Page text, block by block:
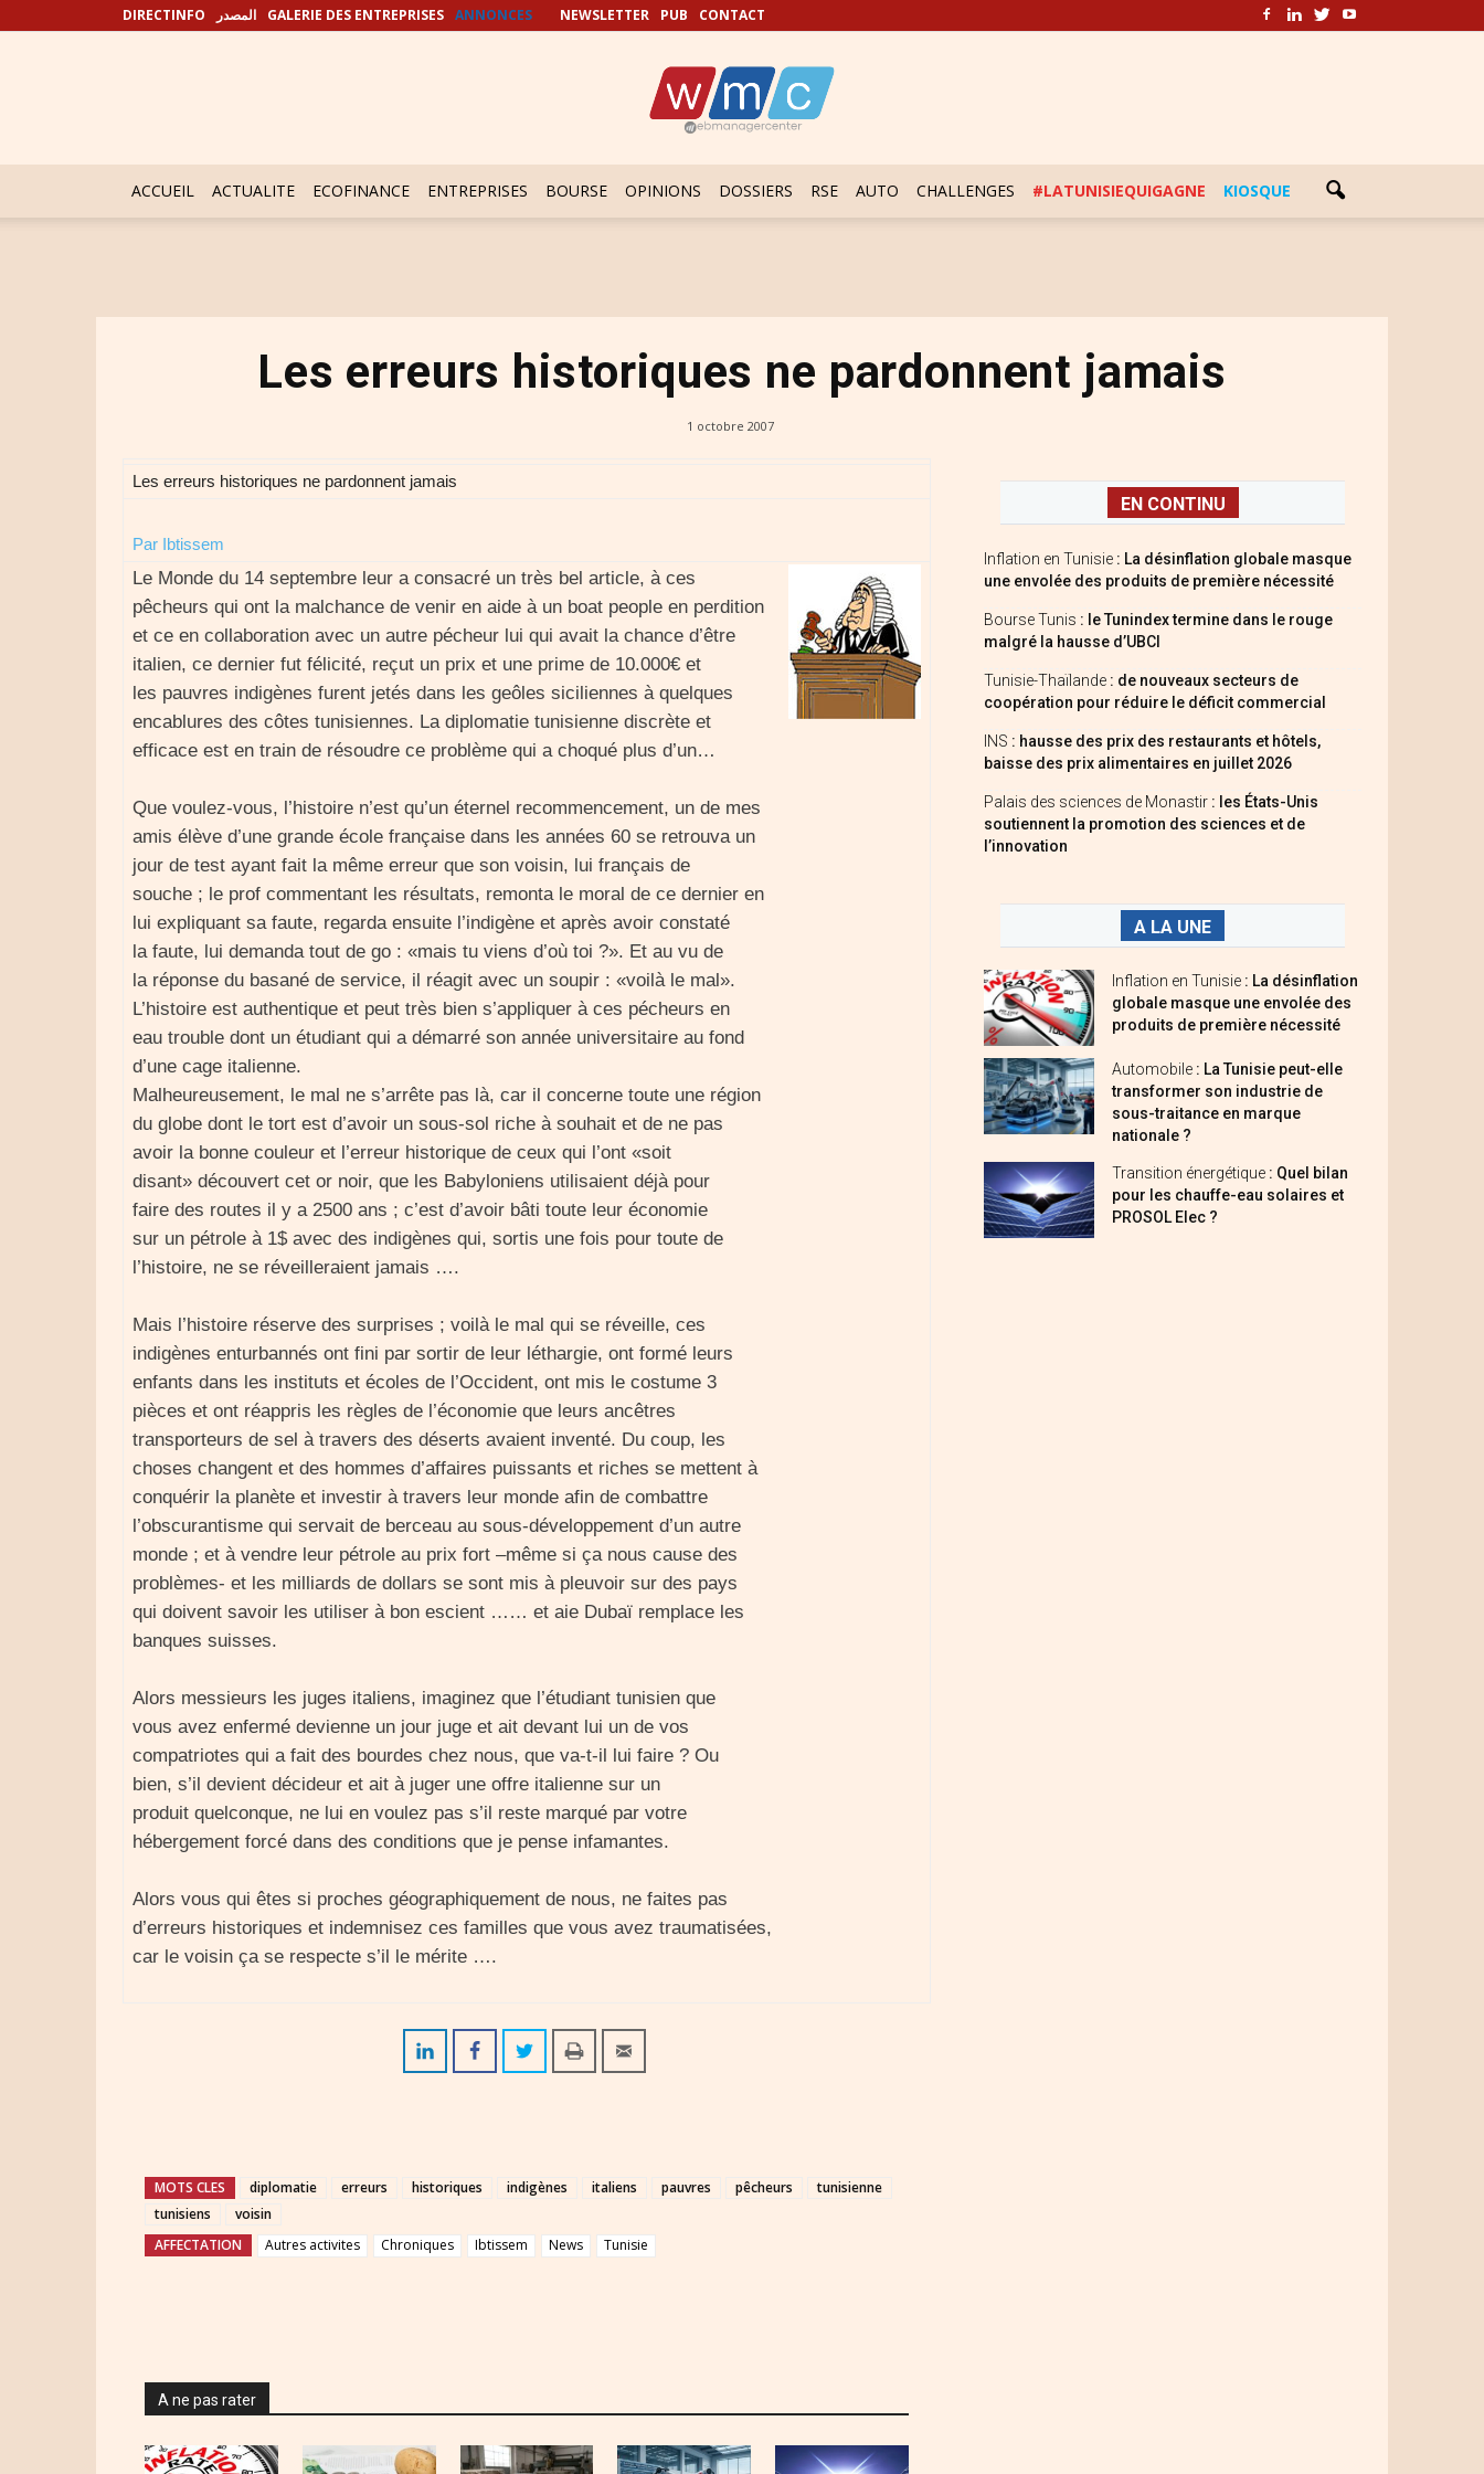
DIRECTINFO المصدر GALERIE DES ENTREPRISES ANNONCES NEWSLETTER PUB CONTACT
ACCUEIL ACTUALITE ECOFINANCE ENTREPRISES BOURSE OPINIONS DOSSIERS RSE AUTO CHALLENGES #LATUNISIEQUIGAGNE KIOSQUE
Les erreurs historiques ne pardonnent jamais
1 octobre 2007
Les erreurs historiques ne pardonnent jamais
Par Ibtissem
Le Monde du 14 septembre leur a consacré un très bel article, à ces
pêcheurs qui ont la malchance de venir en aide à un boat people en perdition
et ce en collaboration avec un autre pécheur lui qui avait la chance d’être
italien, ce dernier fut félicité, reçut un prix et une prime de 10.000€ et
les pauvres indigènes furent jetés dans les geôles siciliennes à quelques
encablures des côtes tunisiennes. La diplomatie tunisienne discrète et
efficace est en train de résoudre ce problème qui a choqué plus d’un…
Que voulez-vous, l’histoire n’est qu’un éternel recommencement, un de mes
amis élève d’une grande école française dans les années 60 se retrouva un
jour de test ayant fait la même erreur que son voisin, lui français de
souche ; le prof commentant les résultats, remonta le moral de ce dernier en
lui expliquant sa faute, regarda ensuite l’indigène et après avoir constaté
la faute, lui demanda tout de go : «mais tu viens d’où toi ?». Et au vu de
la réponse du basané de service, il réagit avec un soupir : «voilà le mal».
L’histoire est authentique et peut très bien s’appliquer à ces pécheurs en
eau trouble dont un étudiant qui a démarré son année universitaire au fond
d’une cage italienne.
Malheureusement, le mal ne s’arrête pas là, car il concerne toute une région
du globe dont le tort est d’avoir un sous-sol riche à souhait et de ne pas
avoir la bonne couleur et l’erreur historique de ceux qui l’ont «soit
disant» découvert cet or noir, que les Babyloniens utilisaient déjà pour
faire des routes il y a 2500 ans ; c’est d’avoir bâti toute leur économie
sur un pétrole à 1$ avec des indigènes qui, sortis une fois pour toute de
l’histoire, ne se réveilleraient jamais ….
Mais l’histoire réserve des surprises ; voilà le mal qui se réveille, ces
indigènes enturbannés ont fini par sortir de leur léthargie, ont formé leurs
enfants dans les instituts et écoles de l’Occident, ont mis le costume 3
pièces et ont réappris les règles de l’économie que leurs ancêtres
transporteurs de sel à travers des déserts avaient inventé. Du coup, les
choses changent et des hommes d’affaires puissants et riches se mettent à
conquérir la planète et investir à travers leur monde afin de combattre
l’obscurantisme qui servait de berceau au sous-développement d’un autre
monde ; et à vendre leur pétrole au prix fort –même si ça nous cause des
problèmes- et les milliards de dollars se sont mis à pleuvoir sur des pays
qui doivent savoir les utiliser à bon escient …… et aie Dubaï remplace les
banques suisses.
Alors messieurs les juges italiens, imaginez que l’étudiant tunisien que
vous avez enfermé devienne un jour juge et ait devant lui un de vos
compatriotes qui a fait des bourdes chez nous, que va-t-il lui faire ? Ou
bien, s’il devient décideur et ait à juger une offre italienne sur un
produit quelconque, ne lui en voulez pas s’il reste marqué par votre
hébergement forcé dans des conditions que je pense infamantes.
Alors vous qui êtes si proches géographiquement de nous, ne faites pas
d’erreurs historiques et indemnisez ces familles que vous avez traumatisées,
car le voisin ça se respecte s’il le mérite ….
MOTS CLES diplomatie erreurs historiques indigènes italiens pauvres pêcheurs
tunisienne
tunisiens
voisin
AFFECTATION
Autres activites Chroniques Ibtissem News Tunisie
A ne pas rater
EN CONTINU
Inflation en Tunisie : La désinflation globale masque
une envolée des produits de première nécessité
Bourse Tunis : le Tunindex termine dans le rouge
malgré la hausse d’UBCI
Tunisie-Thaïlande : de nouveaux secteurs de
coopération pour réduire le déficit commercial
INS : hausse des prix des restaurants et hôtels,
baisse des prix alimentaires en juillet 2026
Palais des sciences de Monastir : les États-Unis
soutiennent la promotion des sciences et de
l’innovation
A LA UNE
Inflation en Tunisie : La désinflation
globale masque une envolée des
produits de première nécessité
Automobile : La Tunisie peut-elle
transformer son industrie de
sous-traitance en marque
nationale ?
Transition énergétique : Quel bilan
pour les chauffe-eau solaires et
PROSOL Elec ?